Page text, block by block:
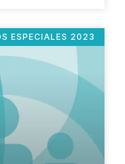
ESPECIALES 2023